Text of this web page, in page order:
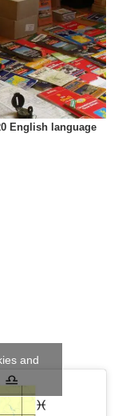
English language
and